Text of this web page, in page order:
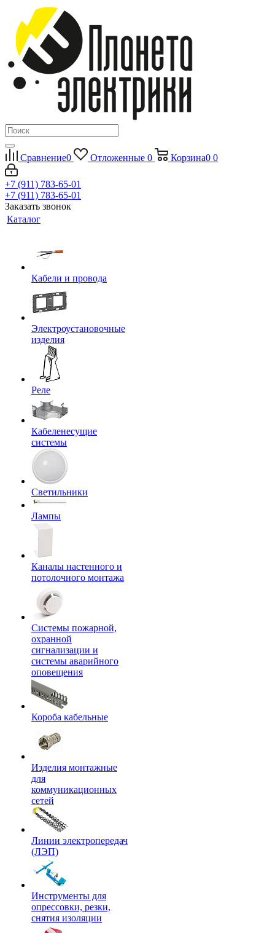
Сравнение0 Отложенные 0 Корзина0 0
+7 (911) 783-65-01
+7 (911) 783-65-01
Заказать звонок
Каталог
Кабели и провода
Электроустановочные
изделия
Реле
Кабеленесущие
системы
Светильники
Лампы
Каналы настенного и
потолочного монтажа
Системы пожарной,
охранной
сигнализации и
системы аварийного
оповещения
Короба кабельные
Изделия монтажные
для
коммуникационных
сетей
Линии электропередач
(ЛЭП)
Инструменты для
опрессовки, резки,
снятия изоляции